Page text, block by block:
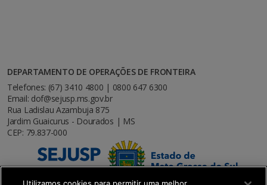
DEPARTAMENTO DE OPERAÇÕES DE FRONTEIRA
Telefones: (67) 3410 4800 | 0800 647 6300
Email: dof@sejusp.ms.gov.br
Rua Ladislau Azambuja 875
Jardim Guaicurus - Dourados | MS
CEP: 79.837-000